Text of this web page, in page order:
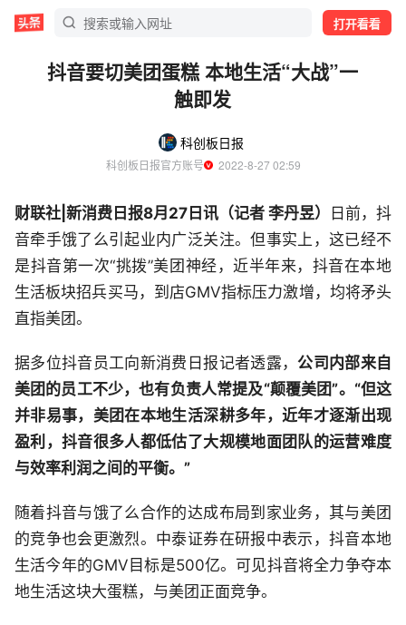
打开看看
抖音要切美团蛋糕 本地生活“大战”一
触即发
科创板日报
科创板日报官方账号
  2022-8-27 02:59
财联社|新消费日报8月27日讯（记者 李丹昱）
日前，抖
音牵手饿了么引起业内广泛关注。但事实上，这已经不
是抖音第一次“挑拨”美团神经，近半年来，抖音在本地
生活板块招兵买马，到店GMV指标压力激增，均将矛头
直指美团。
据多位抖音员工向新消费日报记者透露，公司内部来自
美团的员工不少，也有负责人常提及“颠覆美团”。“但这
并非易事，美团在本地生活深耕多年，近年才逐渐出现
盈利，抖音很多人都低估了大规模地面团队的运营难度
与效率利润之间的平衡。”
随着抖音与饿了么合作的达成布局到家业务，其与美团
的竞争也会更激烈。中泰证券在研报中表示，抖音本地
生活今年的GMV目标是500亿。可见抖音将全力争夺本
地生活这块大蛋糕，与美团正面竞争。